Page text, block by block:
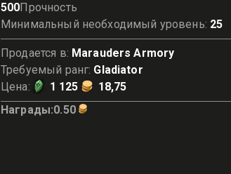
500Прочность
Минимальный необходимый уровень: 25
Продается в: Marauders Armory
Требуемый ранг: Gladiator
Цена: 1 125
18,75
Награды:0.50